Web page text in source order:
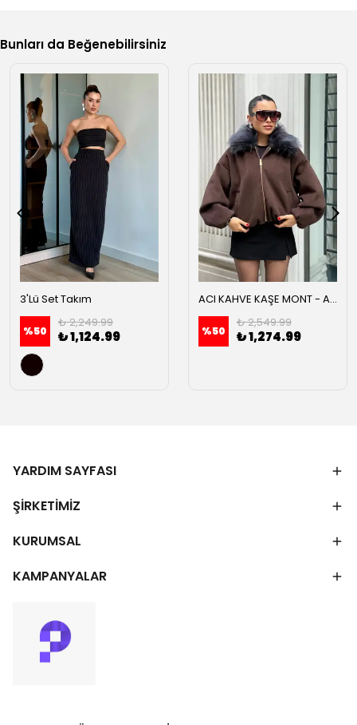
Bunları da Beğenebilirsiniz
3'Lü Set Takım
%50
₺ 2,249.99
₺ 1,124.99
ACI KAHVE KAŞE MONT - Acı kahve
%50
₺ 2,549.99
₺ 1,274.99
YARDIM SAYFASI
ŞİRKETİMİZ
KURUMSAL
KAMPANYALAR